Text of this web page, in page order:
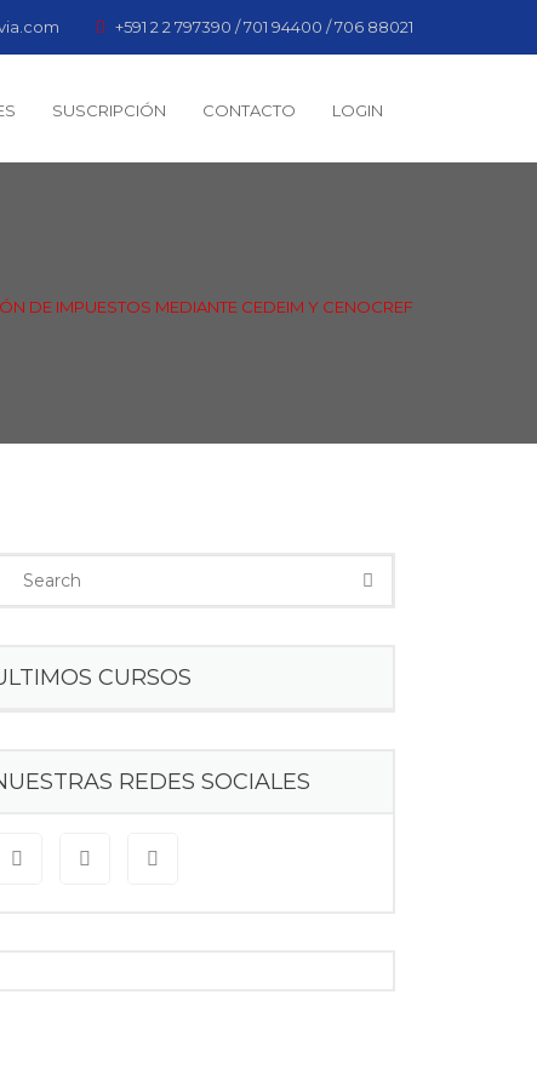
+591 2 2 797390 / 701 94400 / 706 88021
SUSCRIPCIÓN CONTACTO LOGIN
DE IMPUESTOS MEDIANTE CEDEIM Y CENOCREF
CURSOS
REDES SOCIALES